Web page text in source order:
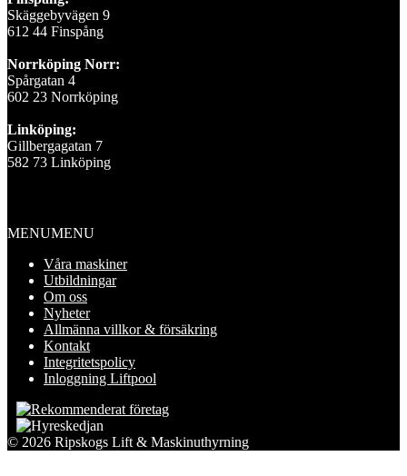
Skäggebyvägen 9
612 44 Finspång
Norrköping Norr:
Spårgatan 4
602 23 Norrköping
Linköping:
Gillbergagatan 7
582 73 Linköping
MENUMENU
Våra maskiner
Utbildningar
Om oss
Nyheter
Allmänna villkor & försäkring
Kontakt
Integritetspolicy
Inloggning Liftpool
© 2026 Ripskogs Lift & Maskinuthyrning